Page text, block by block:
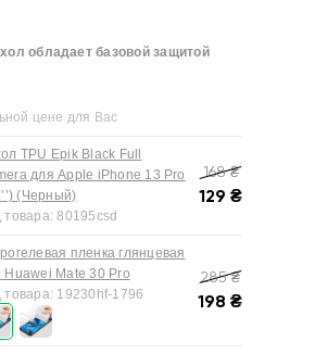
обладает базовой защитой
цене для Вас
TPU Epik Black Full
для Apple iPhone 13 Pro
(Черный)
товара:80195csd
168₴
129 ₴
пленка глянцевая
Huawei Mate 30 Pro
товара: 19230hf-1796
285₴
198 ₴